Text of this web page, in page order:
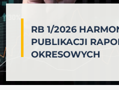
RB 1/2026
PUBLIKACJI
OKRESOWYCH